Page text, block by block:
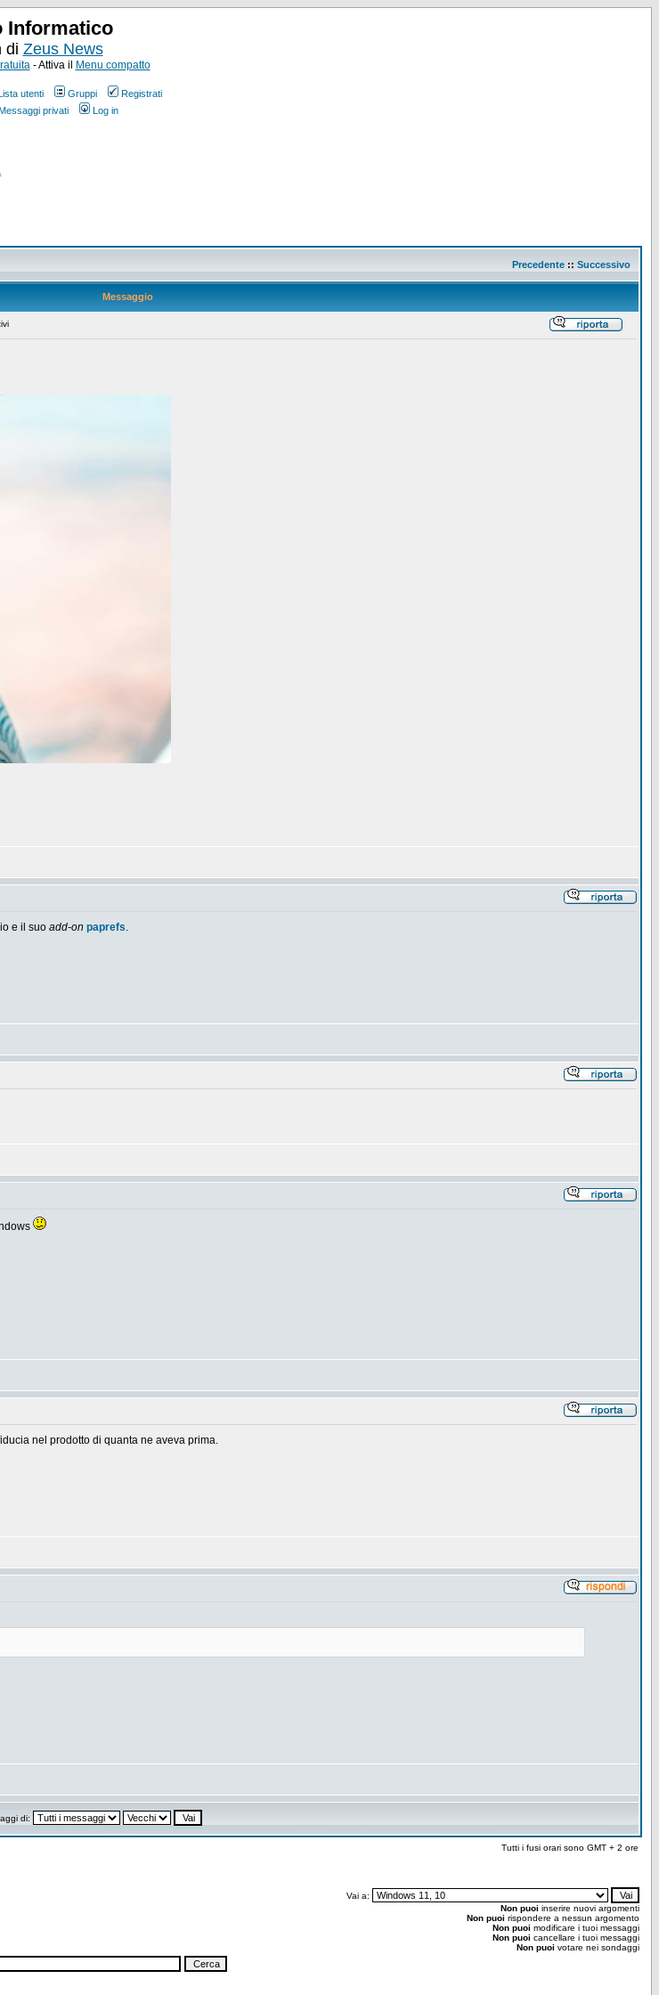
Informatico
di Zeus News
- Attiva il Menu compatto
utenti Gruppi
Registrati
privati Log in
Precedente :: Successivo
Messaggio
e il suo add-on paprefs.
nel prodotto di quanta ne aveva prima.
di:
Tutti i fusi orari sono GMT + 2 ore
Vai a:
Non puoi inserire nuovi argomenti
Non puoi rispondere a nessun argomento
Non puoi modificare i tuoi messaggi
Non puoi cancellare i tuoi messaggi
Non puoi votare nei sondaggi